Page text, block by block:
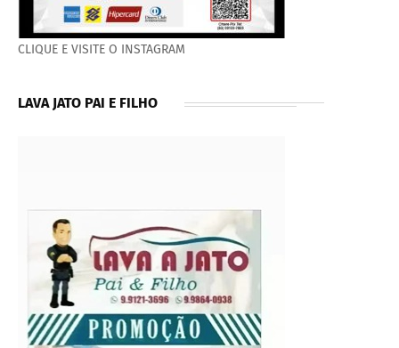
CLIQUE E VISITE O INSTAGRAM
LAVA JATO PAI E FILHO